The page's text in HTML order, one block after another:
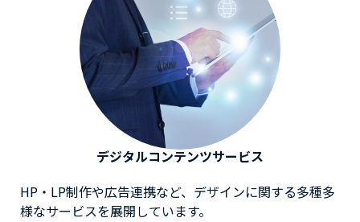
デジタルコンテンツサービス
HP・LP制作や広告連携など、デザインに関する多種多
様なサービスを展開しています。